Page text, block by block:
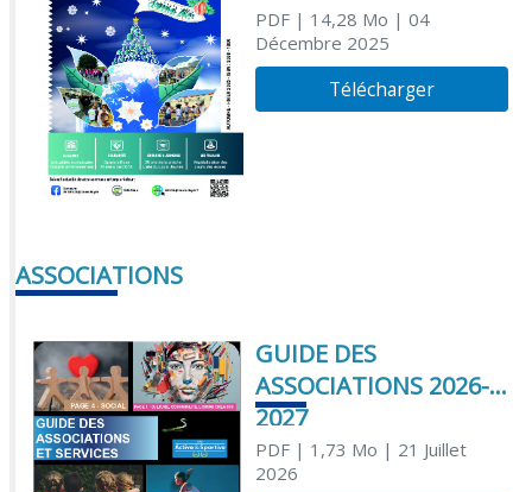
PDF| 14,28 Mo | 04
Décembre 2025
Télécharger
ASSOCIATIONS
GUIDE DES
ASSOCIATIONS 2026-
2027
PDF| 1,73 Mo | 21 Juillet
2026